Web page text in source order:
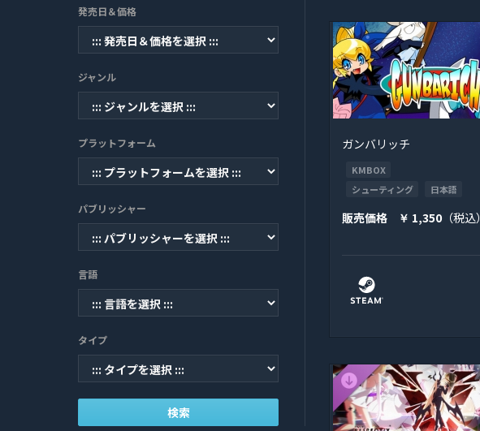
ガンバリッチ
KMBOX
シューティング
日本語
販売価格 ￥ 1,350 （税込）
発売日＆価格
ジャンル
プラットフォーム
パブリッシャー
言語
タイプ
検索